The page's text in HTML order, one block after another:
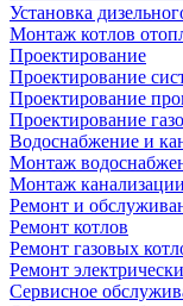
Установка
Монтаж котлов
Проектирование
Проектирование
Проектирование
Проектирование
Водоснабжение и
Монтаж
Монтаж канализации
Ремонт и
Ремонт котлов
Ремонт газовых
Ремонт
Сервисное